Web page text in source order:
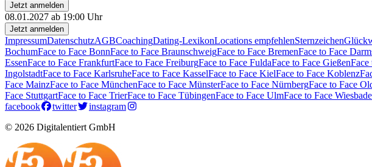
Jetzt anmelden
08.01.2027 ab 19:00 Uhr
Jetzt anmelden
ImpressumDatenschutzAGBCoachingDating-LexikonLocations empfehlenSternzeichen
BochumFace to Face BonnFace to Face BraunschweigFace to Face BremenFace to Face
EssenFace to Face FrankfurtFace to Face FreiburgFace to Face FuldaFace to Face GießenFace
IngolstadtFace to Face KarlsruheFace to Face KasselFace to Face KielFace to Face Koblenz
Face MainzFace to Face MünchenFace to Face MünsterFace to Face NürnbergFace to Face
Face StuttgartFace to Face TrierFace to Face TübingenFace to Face UlmFace to Face
facebook
twitter
instagram
© 2026 Digitalentiert GmbH